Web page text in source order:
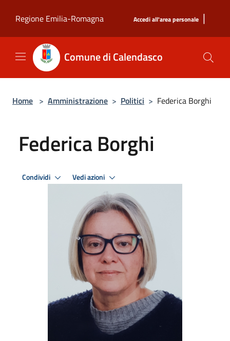
Regione Emilia-Romagna
Accedi all'area personale |
Comune di Calendasco
Home > Amministrazione > Politici > Federica Borghi
Federica Borghi
Condividi Vedi azioni